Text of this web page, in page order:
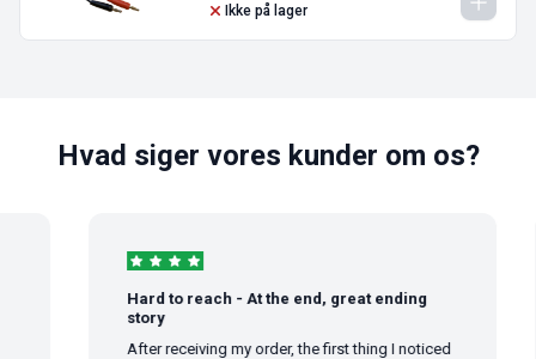
Ikke på lager
Hvad siger vores kunder om os?
Hard to reach - At the end, great ending
story
After receiving my order, the first thing I noticed